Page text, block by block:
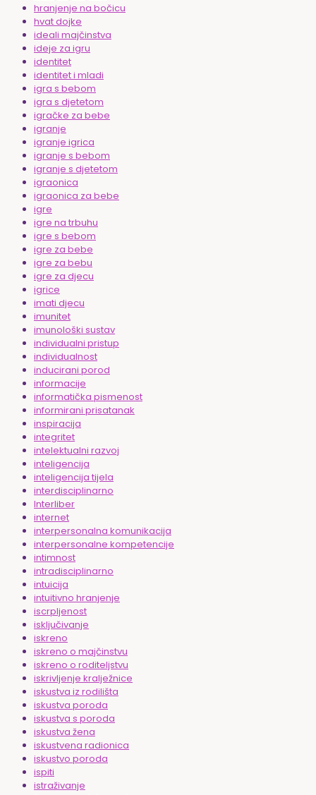
hranjenje na bočicu
hvat dojke
ideali majčinstva
ideje za igru
identitet
identitet i mladi
igra s bebom
igra s djetetom
igračke za bebe
igranje
igranje igrica
igranje s bebom
igranje s djetetom
igraonica
igraonica za bebe
igre
igre na trbuhu
igre s bebom
igre za bebe
igre za bebu
igre za djecu
igrice
imati djecu
imunitet
imunološki sustav
individualni pristup
individualnost
inducirani porod
informacije
informatička pismenost
informirani prisatanak
inspiracija
integritet
intelektualni razvoj
inteligencija
inteligencija tijela
interdisciplinarno
Interliber
internet
interpersonalna komunikacija
interpersonalne kompetencije
intimnost
intradisciplinarno
intuicija
intuitivno hranjenje
iscrpljenost
isključivanje
iskreno
iskreno o majčinstvu
iskreno o roditeljstvu
iskrivljenje kralježnice
iskustva iz rodilišta
iskustva poroda
iskustva s poroda
iskustva žena
iskustvena radionica
iskustvo poroda
ispiti
istraživanje